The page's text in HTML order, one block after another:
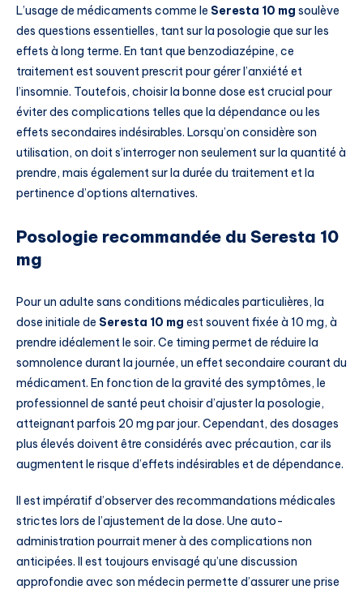
L’usage de médicaments comme le Seresta 10 mg soulève
des questions essentielles, tant sur la posologie que sur les
effets à long terme. En tant que benzodiazépine, ce
traitement est souvent prescrit pour gérer l’anxiété et
l’insomnie. Toutefois, choisir la bonne dose est crucial pour
éviter des complications telles que la dépendance ou les
effets secondaires indésirables. Lorsqu’on considère son
utilisation, on doit s’interroger non seulement sur la quantité à
prendre, mais également sur la durée du traitement et la
pertinence d’options alternatives.
Posologie recommandée du Seresta 10
mg
Pour un adulte sans conditions médicales particulières, la
dose initiale de Seresta 10 mg est souvent fixée à 10 mg, à
prendre idéalement le soir. Ce timing permet de réduire la
somnolence durant la journée, un effet secondaire courant du
médicament. En fonction de la gravité des symptômes, le
professionnel de santé peut choisir d’ajuster la posologie,
atteignant parfois 20 mg par jour. Cependant, des dosages
plus élevés doivent être considérés avec précaution, car ils
augmentent le risque d’effets indésirables et de dépendance.
Il est impératif d’observer des recommandations médicales
strictes lors de l’ajustement de la dose. Une auto-
administration pourrait mener à des complications non
anticipées. Il est toujours envisagé qu’une discussion
approfondie avec son médecin permette d’assurer une prise